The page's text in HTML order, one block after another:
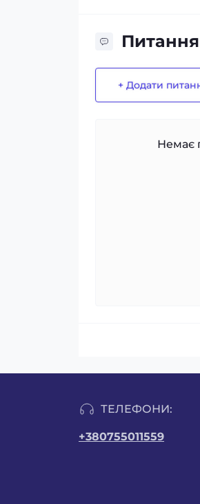
Питання
+ Додати
Немає
ТЕЛЕФОНИ:
+380755011559